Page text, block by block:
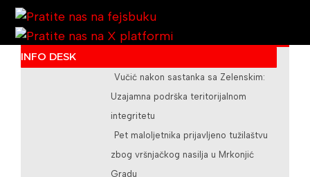
/teslicdanas@gmail.com
INFO DESK
Vučić nakon sastanka sa Zelenskim:
Uzajamna podrška teritorijalnom
integritetu
Pet maloljetnika prijavljeno tužilaštvu
zbog vršnjačkog nasilja u Mrkonjić
Gradu